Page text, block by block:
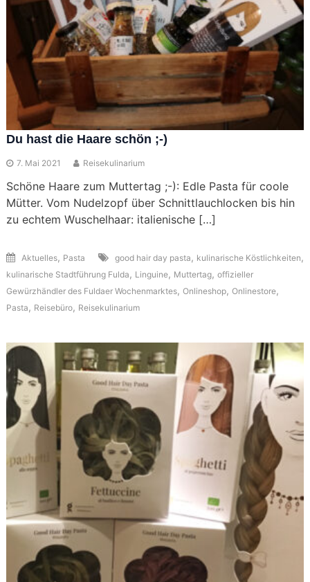
Du hast die Haare schön ;-)
7. Mai 2021 Reisekulinarium
Schöne Haare zum Muttertag ;-): Edle Pasta für coole
Mütter. Vom Nudelzopf über Schnittlauchlocken bis hin
zu echtem Wuschelhaar: italienische […]
Aktuelles, Pasta good hair day pasta , kulinarische Köstlichkeiten ,
kulinarische Stadtführung Fulda , Linguine, Muttertag, offizieller
Gewürzhändler des Fuldaer Wochenmarktes, Onlineshop, Onlinestore,
Pasta , Reisebüro, Reisekulinarium